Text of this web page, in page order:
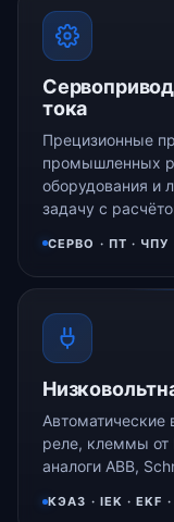
тока
Прецизионные
промышленных
оборудования и
задачу с
СЕРВО · ПТ ·
реле, клеммы от
аналоги ABB,
КЭАЗ · IEK · EKF